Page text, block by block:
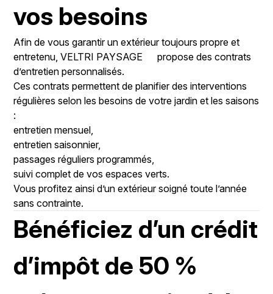
vos besoins
Afin de vous garantir un extérieur toujours propre et
entretenu,VELTRI PAYSAGE
propose des contrats
d’entretien personnalisés.
Ces contrats permettent de planifier des interventions
régulières selon les besoins de votre jardin et les saisons
:
entretien mensuel,
entretien saisonnier,
passages réguliers programmés,
suivi complet de vos espaces verts.
Vous profitez ainsi d’un extérieur soigné toute l’année
sans contrainte.
Bénéficiez d’un crédit
d’impôt de 50 %